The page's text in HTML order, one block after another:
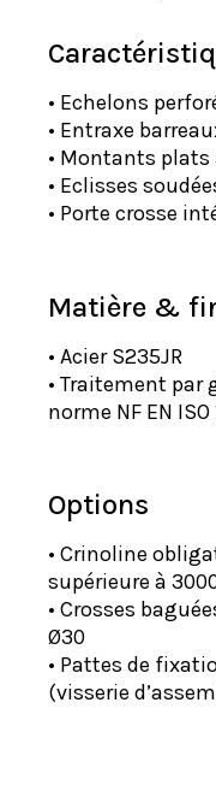
• Echelons
• Entraxe
• Montants plats
• Eclisses
• Porte crosse
Matière &
• Acier S235JR
• Traitement
norme NF EN ISO
Options
• Crinoline
supérieure à
• Crosses
Ø30
• Pattes de
(visserie